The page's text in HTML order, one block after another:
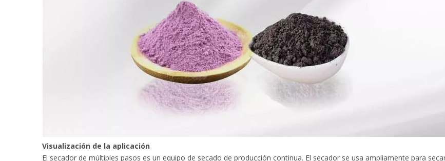
Visualización de la aplicación
El secador de múltiples pasos es un equipo de secado de producción continua. El secador se usa ampliamente para